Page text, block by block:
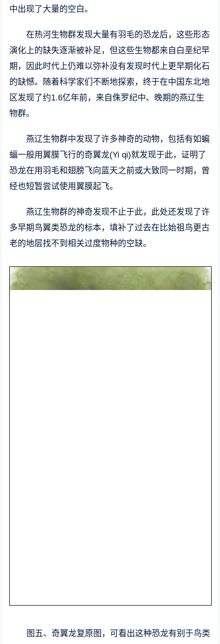
中出现了大量的空白。
在热河生物群发现大量有羽毛的恐龙后，这些形态
演化上的缺失逐渐被补足，但这些生物都来自白垩纪早
期，因此时代上仍难以弥补没有发现时代上更早期化石
的缺憾。随着科学家们不断地探索，终于在中国东北地
区发现了约1.6亿年前，来自侏罗纪中、晚期的燕辽生
物群。
燕辽生物群中发现了许多神奇的动物，包括有如蝙
蝠一般用翼膜飞行的奇翼龙(Yi qi)就发现于此，证明了
恐龙在用羽毛和翅膀飞向蓝天之前或大致同一时期，曾
经也短暂尝试使用翼膜起飞。
燕辽生物群的神奇发现不止于此，此处还发现了许
多早期鸟翼类恐龙的标本，填补了过去在比始祖鸟更古
老的地层找不到相关过度物种的空缺。
图五、奇翼龙复原图，可看出这种恐龙有别于鸟类